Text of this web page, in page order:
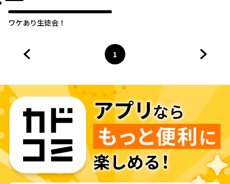
ワケあり生徒会！
ページ
1
へ